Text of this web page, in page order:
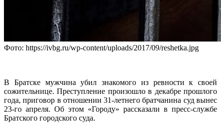
Фото: https://ivbg.ru/wp-content/uploads/2017/09/reshetka.jpg
В Братске мужчина убил знакомого из ревности к своей
сожительнице. Преступление произошло в декабре прошлого
года, приговор в отношении 31-летнего братчанина суд вынес
23-го апреля. Об этом «Городу» рассказали в пресс-службе
Братского городского суда.